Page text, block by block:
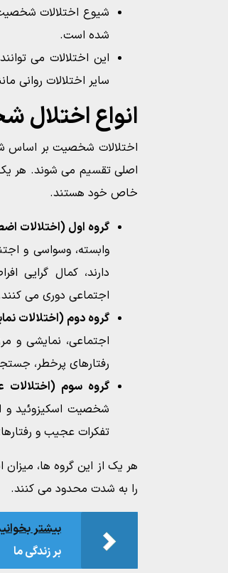
شده است.
این اختلالات می
سایر اختلالات روانی
انواع
اختلالات شخصیت بر اساس
اصلی تقسیم می شوند. هر
خاص خود هستند.
گروه اول (اختلالات
وابسته، وسواسی و
دارند، کمال گرایی
اجتماعی دوری می
گروه دوم (اختلالات
اجتماعی، نمایشی و
رفتارهای پرخطر،
گروه سوم (اختلالات
شخصیت اسکیزوئید و
تفکرات عجیب و
هر یک از این گروه ها،
را به شدت محدود می کنند.
بیشتر
بر زندگی ما